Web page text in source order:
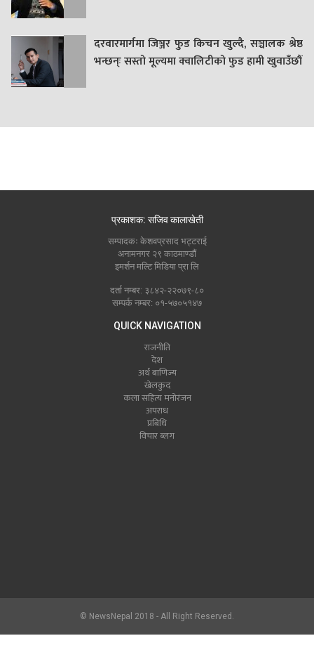
दरवारमार्गमा जिञ्जर फुड किचन खुल्दै, सञ्चालक श्रेष्ठ
भन्छन्ः सस्तो मूल्यमा क्वालिटीको फुड हामी खुवाउँछौं
प्रकाशक: सजिव कालाखेती
सम्पादकः केशवप्रसाद भट्टराई
अनामनगर २९ काठमाण्डौं
इमर्शन मल्टि मिडिया प्रा लि
दर्ता नम्बर: ३८४२-२२०७९-८०
सम्पर्क नम्बर: ०१-५७०५१४७
QUICK NAVIGATION
राजनीति
देश
अर्थ बाणिज्य
खेलकुद
कला सहित्य मनोरंजन
अपराध
प्रबिधि
विचार ब्लग
© NewsNepal 2018 - All Right Reserved.
newsnepal.com